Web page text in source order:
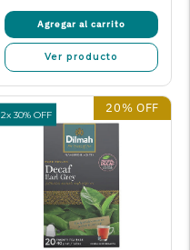
venta
Agregar al carrito
Ver producto
2x 30% OFF 20% OFF